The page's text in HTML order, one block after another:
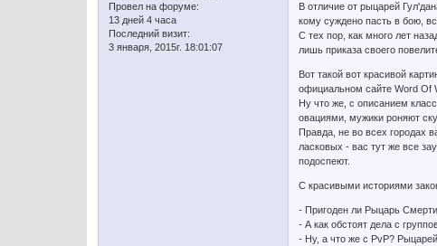
Провел на форуме:
13 дней 4 часа
Последний визит:
3 января, 2015г. 18:01:07
В отличие от рыцарей
кому суждено пасть в бою,
С тех пор, как много лет
лишь приказа своего
Вот такой вот красивой
официальном сайте Word Of
Ну что же, с описанием
овациями, мужики роняют
Правда, не во всех городах
ласковых - вас тут же все
подоспеют.
С красивыми историями
- Пригоден ли Рыцарь Смерти
- А как обстоят дела с
- Ну, а что же с PvP?